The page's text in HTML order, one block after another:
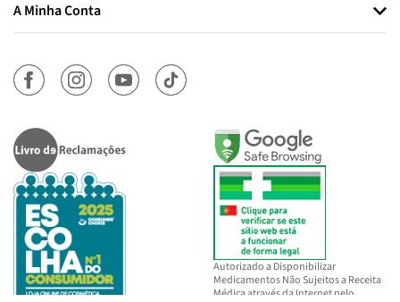
A Minha Conta
Autorizado a Disponibilizar
Medicamentos Não Sujeitos a Receita
Médica através da Internet pelo